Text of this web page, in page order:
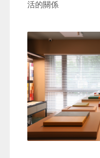
活的關係